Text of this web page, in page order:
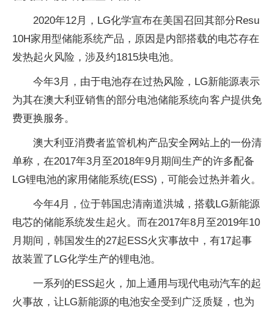
2020年12月，LG化学宣布在美国召回其部分Resu
10H家用型储能系统产品，原因是内部搭载的电芯存在
发热起火风险，涉及约1815块电池。
今年3月，由于电池存在过热风险，LG新能源表示
为其在澳大利亚销售的部分电池储能系统向客户提供免
费更换服务。
澳大利亚消费者监管机构产品安全网站上的一份清
单称，在2017年3月至2018年9月期间生产的许多配备
LG锂电池的家用储能系统(ESS)，可能会过热并着火。
今年4月，位于韩国忠清南道洪城，搭载LG新能源
电芯的储能系统发生起火。而在2017年8月至2019年10
月期间，韩国发生的27起ESS火灾事故中，有17起事
故装置了LG化学生产的锂电池。
一系列的ESS起火，加上通用与现代电动汽车的起
火事故，让LG新能源的电池安全受到广泛质疑，也为